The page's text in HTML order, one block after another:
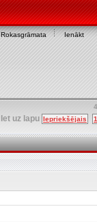
Ienākt
4
Iet uz lapu Iepriekšējais 1